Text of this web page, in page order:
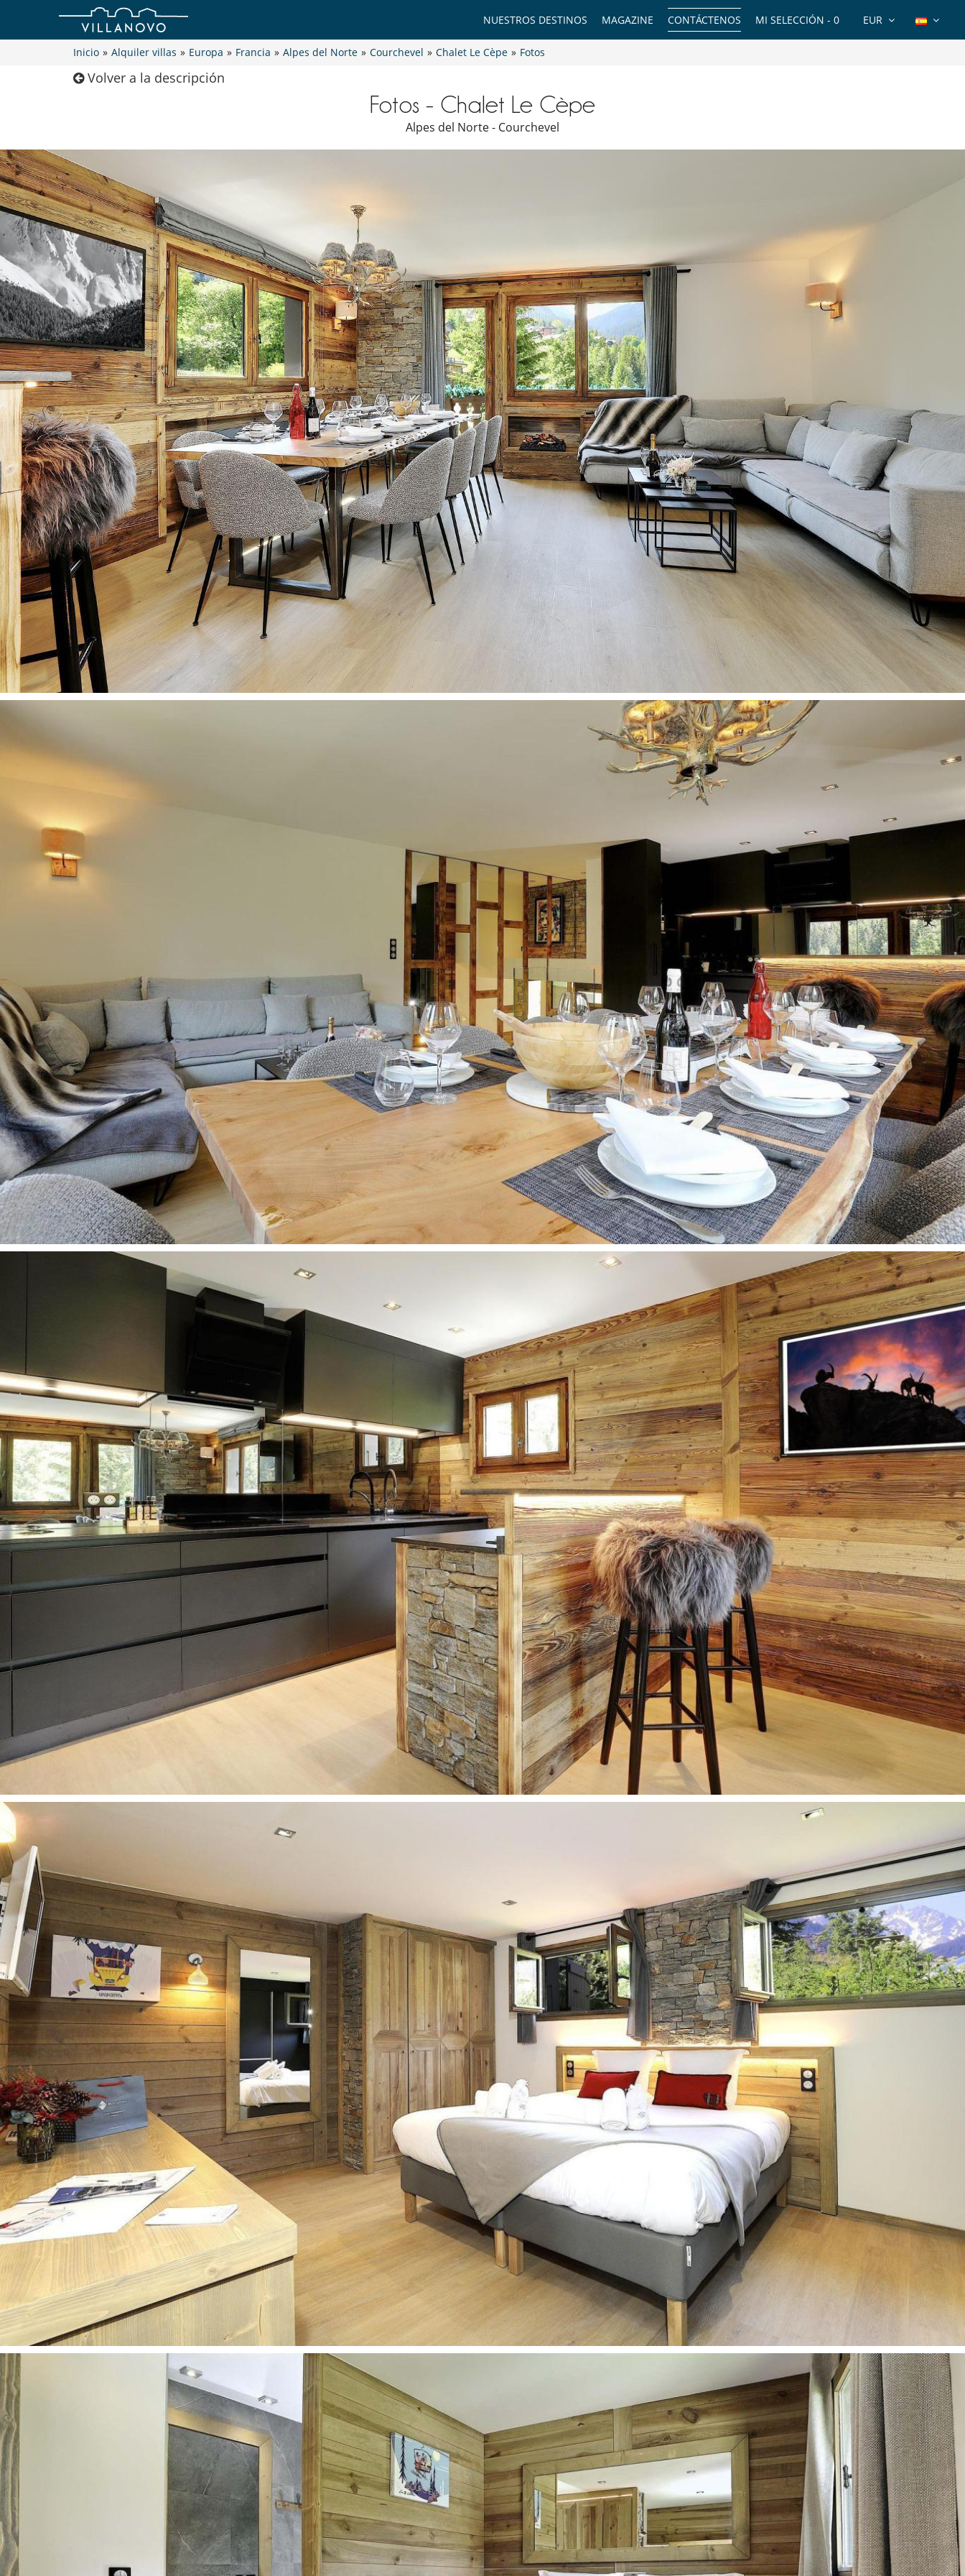
EUR
MI SELECCIÓN - 0
CONTÁCTENOS
MAGAZINE
NUESTROS DESTINOS
Inicio » Alquiler villas » Europa » Francia » Alpes del Norte » Courchevel » Chalet Le Cèpe » Fotos
Volver a la descripción
Fotos - Chalet Le Cèpe
Alpes del Norte - Courchevel